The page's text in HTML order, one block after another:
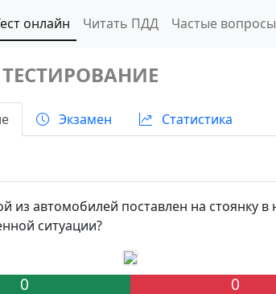
онлайн Читать ПДД Частые вопросы
Экзамен Статистика
из автомобилей поставлен на стоянку
ситуации?
0 0